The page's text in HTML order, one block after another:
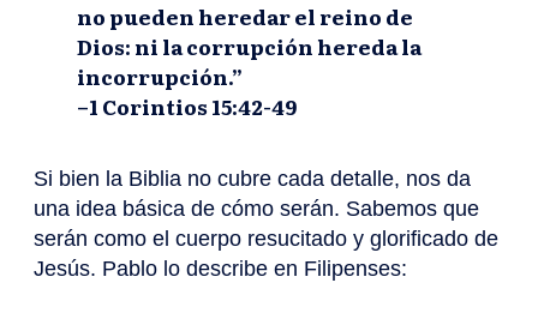
no pueden heredar el reino de
Dios: ni la corrupción hereda la
incorrupción.”
–1 Corintios 15:42-49
Si bien la Biblia no cubre cada detalle, nos da
una idea básica de cómo serán. Sabemos que
serán como el cuerpo resucitado y glorificado de
Jesús. Pablo lo describe en Filipenses: